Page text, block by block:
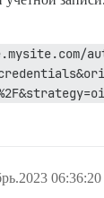
06:36:20